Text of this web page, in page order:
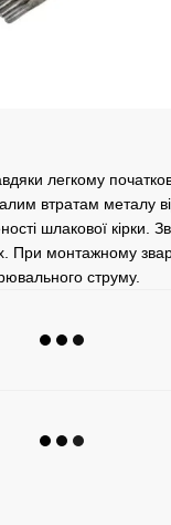
легкому
втратам металу
шлакової кірки.
При монтажному
струму.